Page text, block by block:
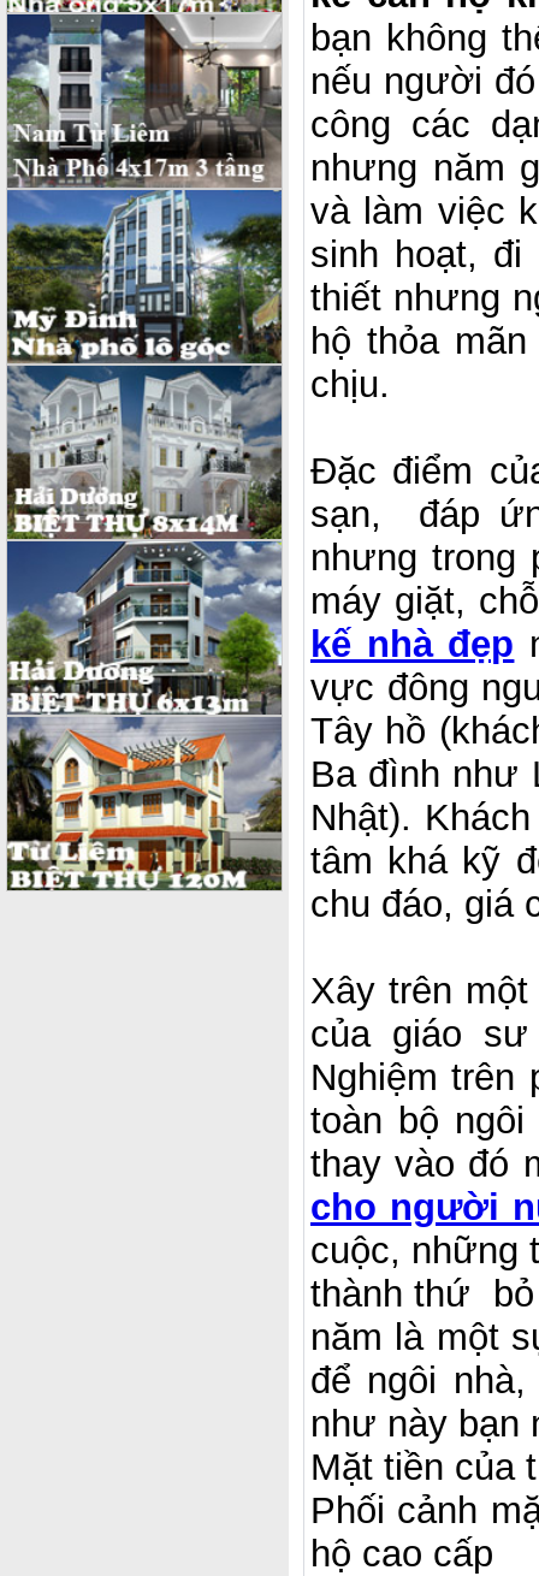
bạn không
nếu người
công các
nhưng năm
và làm việc
sinh hoạt,
thiết nhưng
hộ thỏa
chịu.
Đặc điểm
sạn, đáp
nhưng trong
máy giặt,
kế nhà đẹp
vực đông
Tây hồ
Ba đình như
Nhật).
tâm khá kỹ
chu đáo, giá
Xây trên
của giáo
Nghiệm trên
toàn bộ
thay vào đó
cho người
cuộc, những
thành thứ bỏ
năm là một
để ngôi
như này bạn
Mặt tiền của
Phối cảnh
hộ cao cấp